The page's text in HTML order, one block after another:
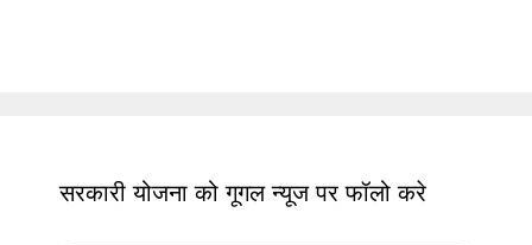
सरकारी योजना को गूगल न्यूज पर फॉलो करे